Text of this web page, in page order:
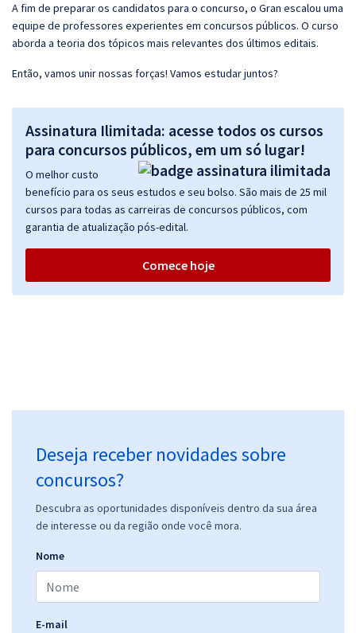
A fim de preparar os candidatos para o concurso, o Gran escalou uma
equipe de professores experientes em concursos públicos. O curso
aborda a teoria dos tópicos mais relevantes dos últimos editais.
Então, vamos unir nossas forças! Vamos estudar juntos?
Assinatura Ilimitada: acesse todos os cursos
para concursos públicos, em um só lugar!
O melhor custo
benefício para os seus estudos e seu bolso. São mais de 25 mil
cursos para todas as carreiras de concursos públicos, com
garantia de atualização pós-edital.
Comece hoje
Deseja receber novidades sobre
concursos?
Descubra as oportunidades disponíveis dentro da sua área
de interesse ou da região onde você mora.
Nome
E-mail